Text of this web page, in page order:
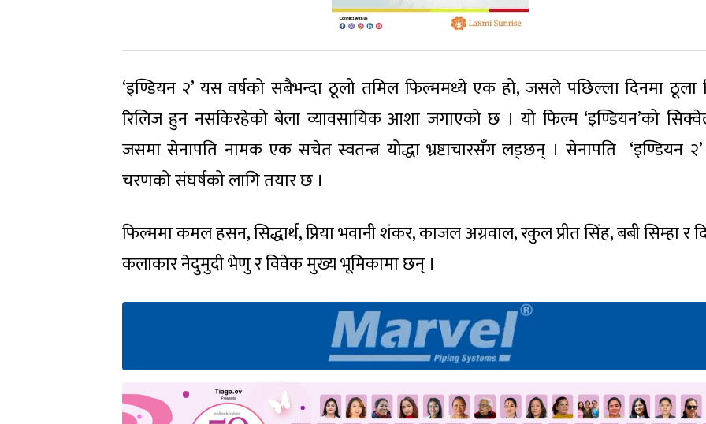
‘इण्डियन २’ यस वर्षको सबैभन्दा ठूलो तमिल फिल्ममध्ये एक हो, जसले पछिल्ला दिनमा ठूला
रिलिज हुन नसकिरहेको बेला व्यावसायिक आशा जगाएको छ । यो फिल्म ‘इण्डियन’को
जसमा सेनापति नामक एक सचेत स्वतन्त्र योद्धा भ्रष्टाचारसँग लड्छन् । सेनापति ‘इण्डियन २’
चरणको संघर्षको लागि तयार छ ।
फिल्ममा कमल हसन, सिद्धार्थ, प्रिया भवानी शंकर, काजल अग्रवाल, रकुल प्रीत सिंह, बबी सिम्हा र
कलाकार नेदुमुदी भेणु र विवेक मुख्य भूमिकामा छन् ।